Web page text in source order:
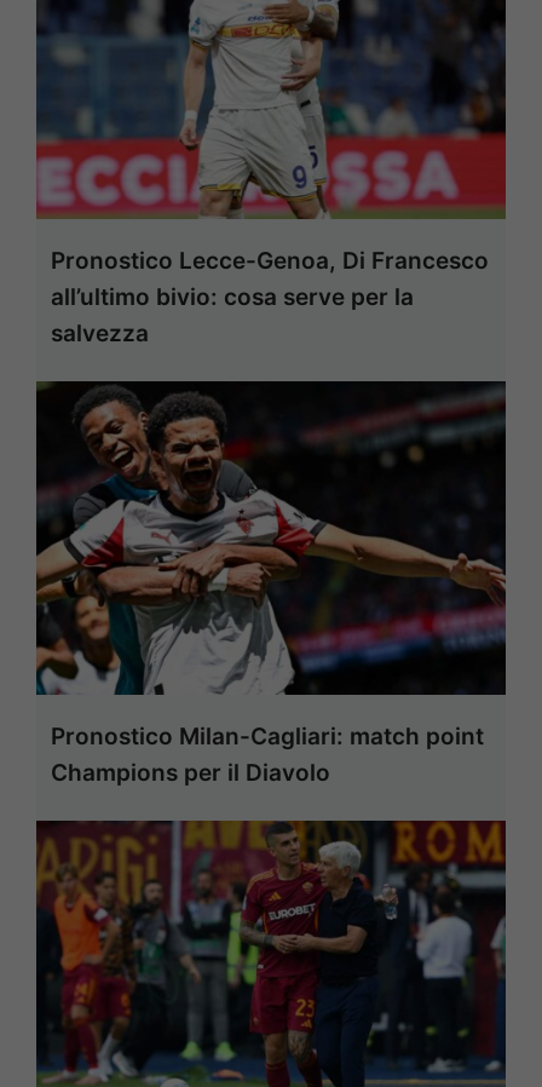
Pronostico Lecce-Genoa, Di Francesco
all’ultimo bivio: cosa serve per la
salvezza
Pronostico Milan-Cagliari: match point
Champions per il Diavolo